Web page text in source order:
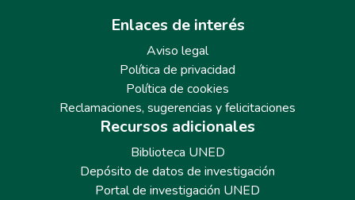
Enlaces de interés
Aviso legal
Política de privacidad
Política de cookies
Reclamaciones, sugerencias y felicitaciones
Recursos adicionales
Biblioteca UNED
Depósito de datos de investigación
Portal de investigación UNED